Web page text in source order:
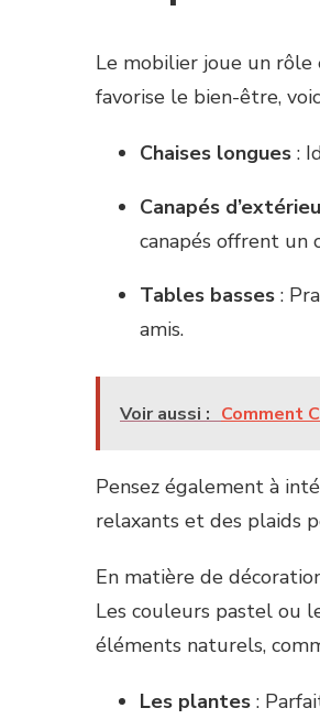
Le mobilier joue un
favorise le bien-être,
Chaises longues :
Canapés
canapés offrent un
Tables basses :
amis.
Voir aussi : Comment
Pensez également à
relaxants et des plaids
En matière de
Les couleurs pastel ou
éléments naturels,
Les plantes :